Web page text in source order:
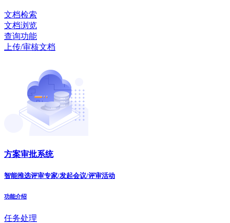
文档检索
文档浏览
查询功能
上传/审核文档
方案审批系统
智能推选评审专家/发起会议/评审活动
功能介绍
任务处理